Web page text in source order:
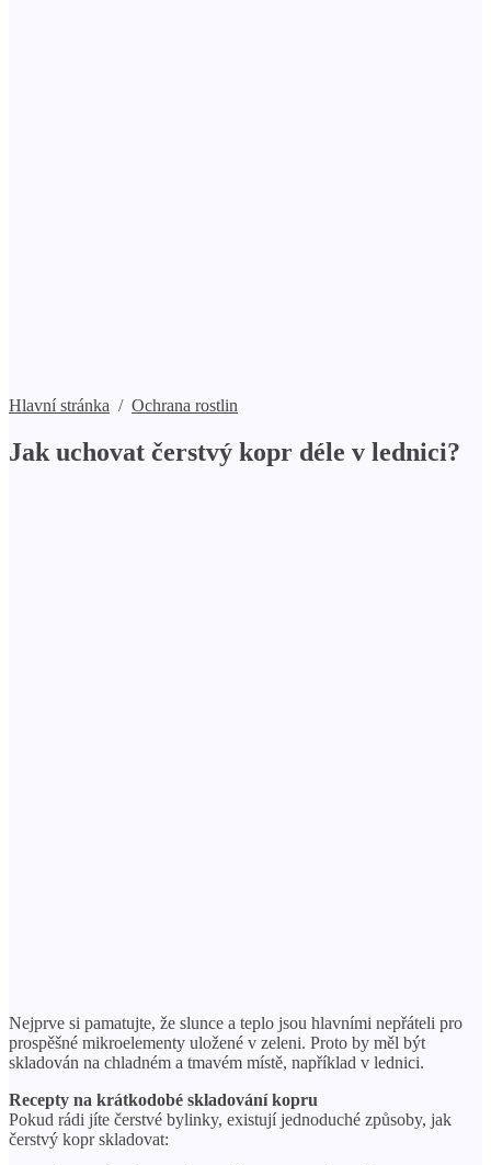
Hlavní stránka / Ochrana rostlin
Jak uchovat čerstvý kopr déle v lednici?
Nejprve si pamatujte, že slunce a teplo jsou hlavními nepřáteli pro
prospěšné mikroelementy uložené v zeleni. Proto by měl být
skladován na chladném a tmavém místě, například v lednici.
Recepty na krátkodobé skladování kopru
Pokud rádi jíte čerstvé bylinky, existují jednoduché způsoby, jak
čerstvý kopr skladovat: